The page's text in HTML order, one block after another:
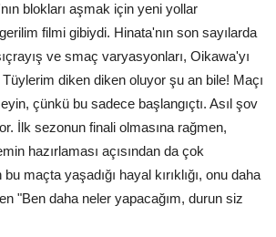
blokları aşmak için yeni yollar
filmi gibiydi. Hinata'nın son sayılarda
ve smaç varyasyonları, Oikawa'yı
diken diken oluyor şu an bile! Maçı
çünkü bu sadece başlangıçtı. Asıl şov
İlk sezonun finali olmasına rağmen,
hazırlaması açısından da çok
maçta yaşadığı hayal kırıklığı, onu daha
"Ben daha neler yapacağım, durun siz